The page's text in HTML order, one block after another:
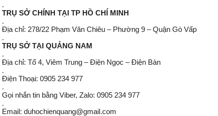
.
TRỤ SỞ CHÍNH TẠI TP HỒ CHÍ MINH
.
Địa chỉ: 278/22 Phạm Văn Chiêu – Phường 9 – Quận Gò Vấp
.
TRỤ SỞ TẠI QUẢNG NAM
.
Địa chỉ: Tổ 4, Viêm Trung – Điện Ngọc – Điện Bàn
.
Điện Thoại: 0905 234 977
.
Gọi nhắn tin bằng Viber, Zalo: 0905 234 977
.
Email: duhochienquang@gmail.com